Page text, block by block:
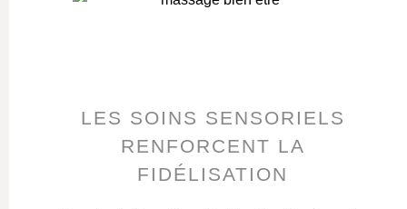
LES SOINS SENSORIELS
RENFORCENT LA
FIDÉLISATION